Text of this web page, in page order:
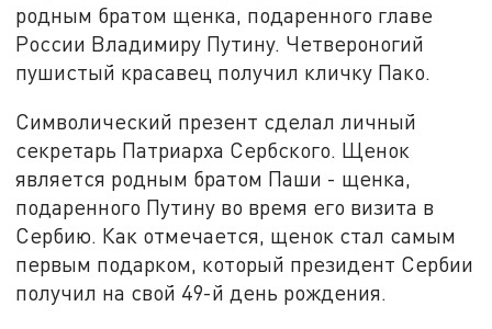
родным братом щенка, подаренного главе
России Владимиру Путину. Четвероногий
пушистый красавец получил кличку Пако.
Символический презент сделал личный
секретарь Патриарха Сербского. Щенок
является родным братом Паши - щенка,
подаренного Путину во время его визита в
Сербию. Как отмечается, щенок стал самым
первым подарком, который президент Сербии
получил на свой 49-й день рождения.